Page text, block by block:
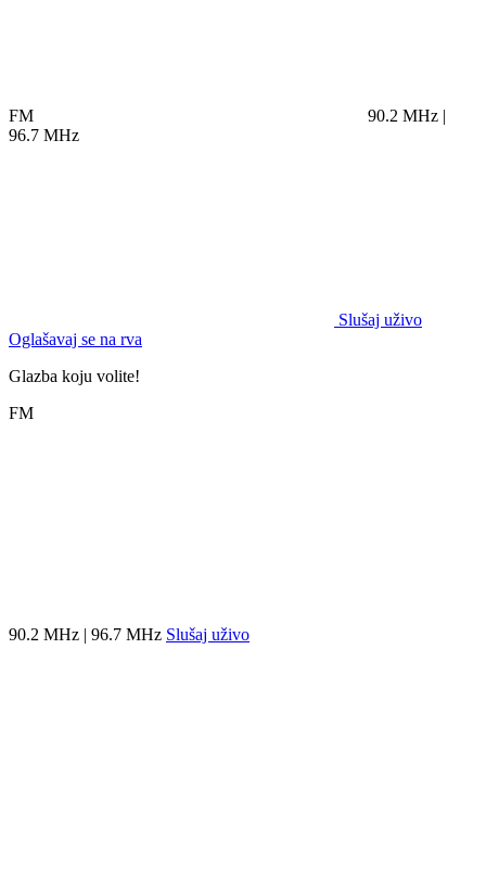
FM
90.2 MHz |
96.7 MHz
Slušaj uživo
Oglašavaj se na rva
Glazba koju volite!
FM
90.2 MHz | 96.7 MHz Slušaj uživo